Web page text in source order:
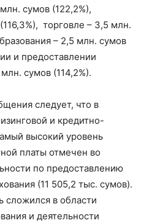
сумов (122,2%),
торговле – 3,5 млн.
– 2,5 млн. сумов
и предоставлении
сумов (114,2%).
следует, что в
и кредитно-
высокий уровень
платы отмечен во
по предоставлению
(11 505,2 тыс. сумов).
сложился в области
и деятельности